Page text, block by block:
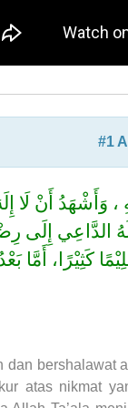
أَنْ لَا
الدَّاعِي إِلَى
كَثِيْرًا، أَمَّا
dan bershalawat
atas nikmat